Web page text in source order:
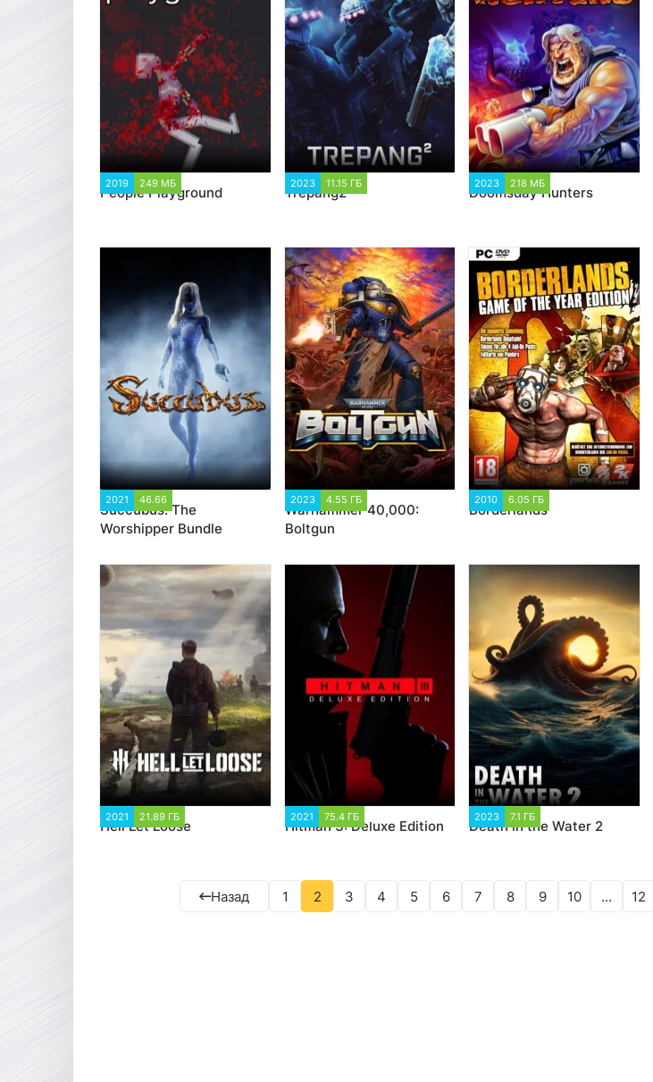
2019 249 МБ
People Playground
2023 11.15 ГБ
Trepang2
2023 218 МБ
Doomsday Hunters
2021 46.66
Succubus: The
Worshipper Bundle
2023 4.55 ГБ
Warhammer 40,000:
Boltgun
2010 6.05 ГБ
Borderlands
2021 21.89 ГБ
Hell Let Loose
2021 75.4 ГБ
Hitman 3: Deluxe Edition
2023 7.1 ГБ
Death in the Water 2
Назад 1 2 3 4 5 6 7 8 9 10 ... 12